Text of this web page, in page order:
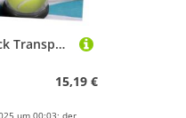
CONGARTENO 6 Stück Transparente Tennisball Aufbewahrungsröhren aus Robustem PVC mit Schützendem Schwarzem Deckel für Indoor Outdoor Sport Praktische Ballorganisation für Badmintonbälle
15,19 €
um 00:03; der